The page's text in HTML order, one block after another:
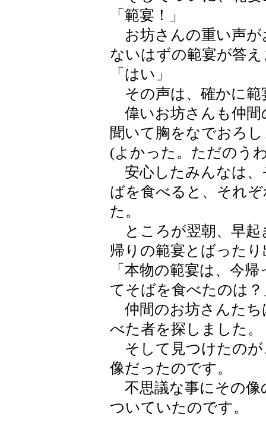
「範宴！」
お坊さんの重い声が
ないはずの範宴が答
「はい」
その声は、確かに範
偉いお坊さんも仲間
聞いて胸をなでおろ
(よかった。ただのう
安心したみんなは、
ばを食べると、それ
た。
ところが翌朝、早起
帰りの範宴とばった
「本物の範宴は、今
てそばを食べたのは？
仲間のお坊さんたち
べた者を探しました。
そして見つけたのが
像だったのです。
不思議な事にその像
ついていたのです。